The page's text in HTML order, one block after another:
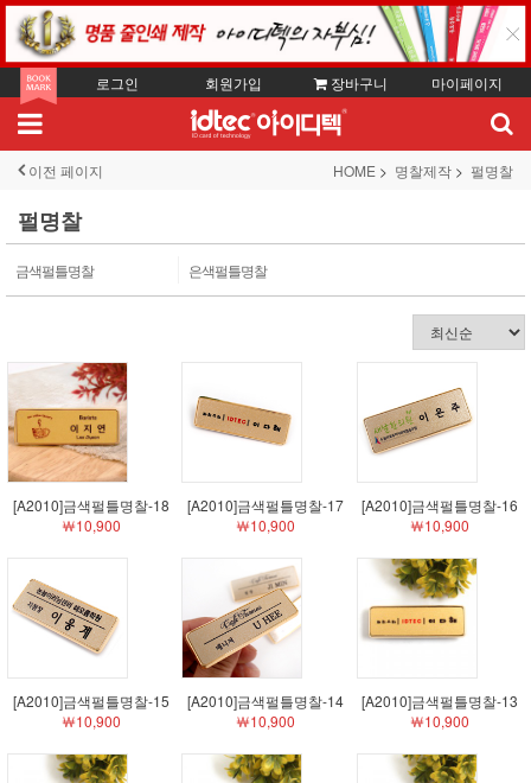
로그인 회원가입 장바구니 마이페이지
이전 페이지 HOME 명찰제작 펄명찰
펄명찰
금색펄틀명찰 은색펄틀명찰
[A2010]금색펄틀명찰-18
￦10,900
[A2010]금색펄틀명찰-17
￦10,900
[A2010]금색펄틀명찰-16
￦10,900
[A2010]금색펄틀명찰-15
￦10,900
[A2010]금색펄틀명찰-14
￦10,900
[A2010]금색펄틀명찰-13
￦10,900